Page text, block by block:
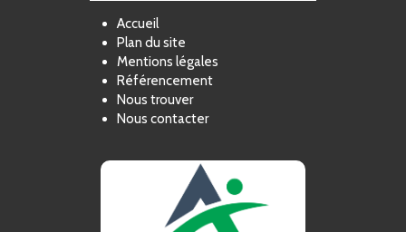
Accueil
Plan du site
Mentions légales
Référencement
Nous trouver
Nous contacter